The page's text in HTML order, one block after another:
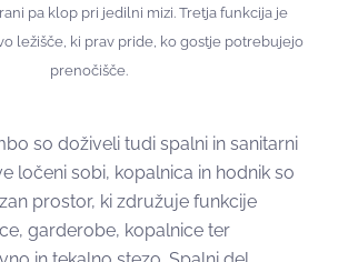
pa klop pri jedilni mizi. Tretja funkcija je
ležišče, ki prav pride, ko gostje potrebujejo
prenočišče.
so doživeli tudi spalni in sanitarni
ločeni sobi, kopalnica in hodnik so
prostor, ki združuje funkcije
garderobe, kopalnice ter